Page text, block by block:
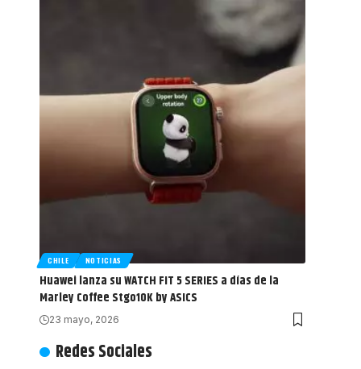
CHILE NOTICIAS
Huawei lanza su WATCH FIT 5 SERIES a días de la
Marley Coffee Stgo10K by ASICS
23 mayo, 2026
Redes Sociales